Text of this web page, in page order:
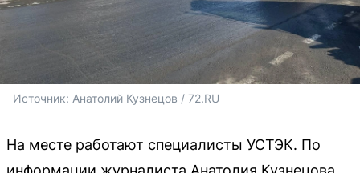
Источник: Анатолий Кузнецов / 72.RU
На месте работают специалисты УСТЭК. По